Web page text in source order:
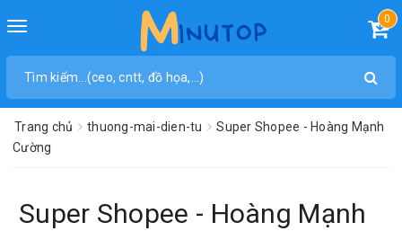
Toggle
0
Trang chủ thuong-mai-dien-tu
Super Shopee - Hoàng Mạnh
Cường
Super Shopee - Hoàng Mạnh